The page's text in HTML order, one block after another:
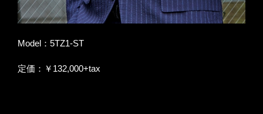
Model：5TZ1-ST
定価：￥132,000+tax